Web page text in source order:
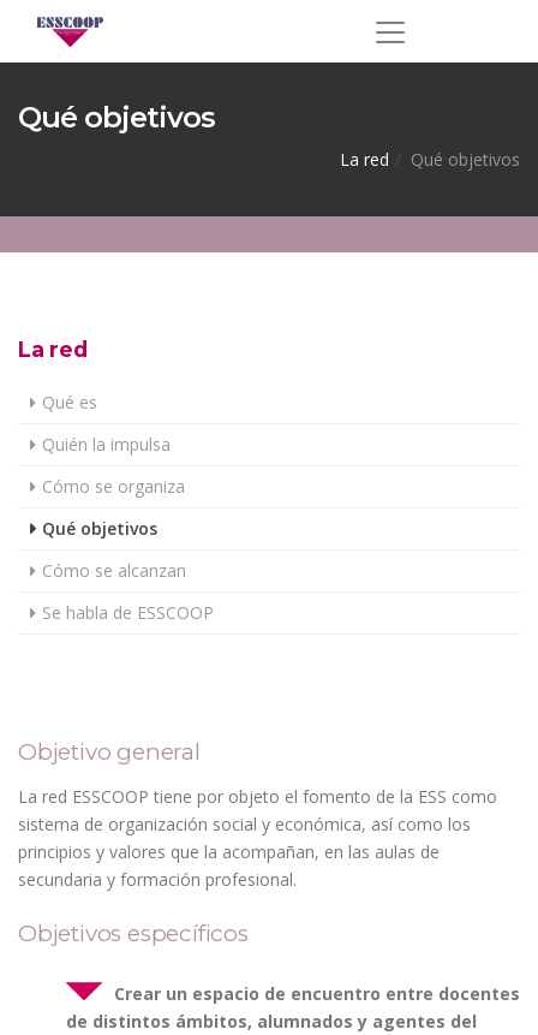
Qué objetivos
La red Qué objetivos
La red
Qué es
Quién la impulsa
Cómo se organiza
Qué objetivos
Cómo se alcanzan
Se habla de ESSCOOP
Objetivo general
La red ESSCOOP tiene por objeto el fomento de la ESS como
sistema de organización social y económica, así como los
principios y valores que la acompañan, en las aulas de
secundaria y formación profesional.
Objetivos específicos
Crear un espacio de encuentro entre docentes
de distintos ámbitos, alumnados y agentes del